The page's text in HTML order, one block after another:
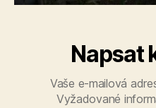
Napsat
Vaše e-mailová
Vyžadované